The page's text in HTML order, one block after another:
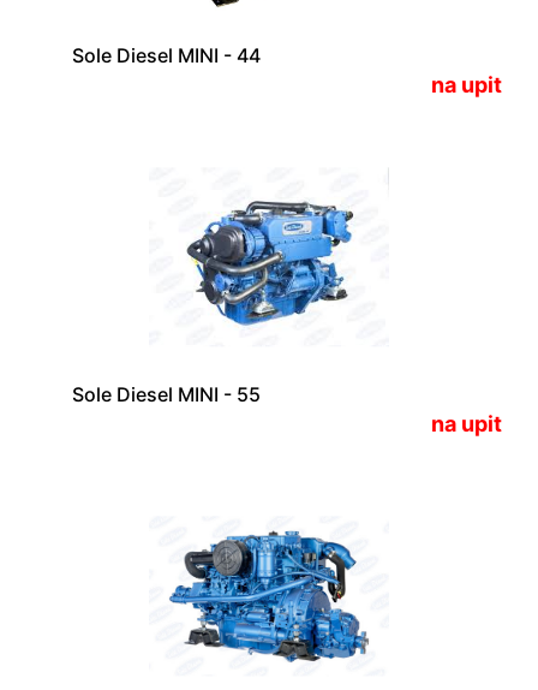
Sole Diesel MINI - 44
na upit
Sole Diesel MINI - 55
na upit